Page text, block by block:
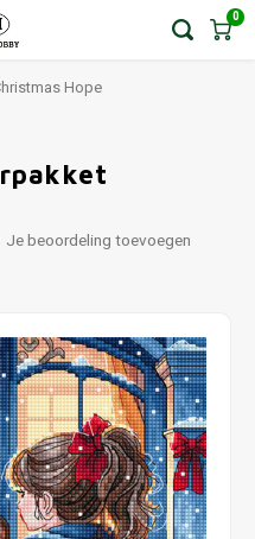
0
Hope
Je beoordeling toevoegen